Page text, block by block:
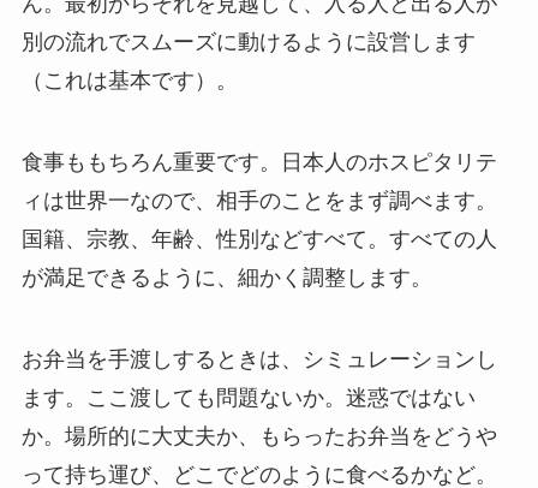
別の流れでスムーズに動けるように設営します
（これは基本です）。
食事ももちろん重要です。日本人のホスピタリテ
ィは世界一なので、相手のことをまず調べます。
国籍、宗教、年齢、性別などすべて。すべての人
が満足できるように、細かく調整します。
お弁当を手渡しするときは、シミュレーションし
ます。ここ渡しても問題ないか。迷惑ではない
か。場所的に大丈夫か、もらったお弁当をどうや
って持ち運び、どこでどのように食べるかなど。